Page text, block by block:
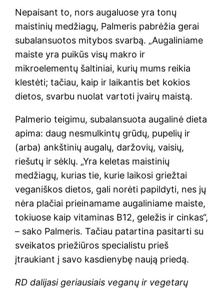
Nepaisant to, nors augaluose yra tonų
maistinių medžiagų, Palmeris pabrėžia gerai
subalansuotos mitybos svarbą. „Augaliniame
maiste yra puikūs visų makro ir
mikroelementų šaltiniai, kurių mums reikia
klestėti; tačiau, kaip ir laikantis bet kokios
dietos, svarbu nuolat vartoti įvairų maistą.
Palmerio teigimu, subalansuota augalinė dieta
apima: daug nesmulkintų grūdų, pupelių ir
(arba) ankštinių augalų, daržovių, vaisių,
riešutų ir sėklų. „Yra keletas maistinių
medžiagų, kurias tie, kurie laikosi griežtai
veganiškos dietos, gali norėti papildyti, nes jų
nėra plačiai prieinamame augaliniame maiste,
tokiuose kaip vitaminas B12, geležis ir cinkas“,
– sako Palmeris. Tačiau patartina pasitarti su
sveikatos priežiūros specialistu prieš
įtraukiant į savo kasdienybę naują priedą.
RD dalijasi geriausiais veganų ir vegetarų